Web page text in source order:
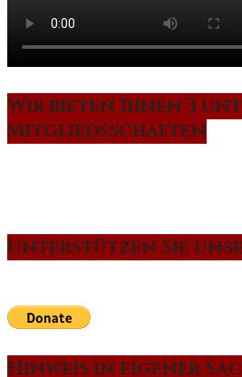
Wir bieten Ihnen 3
Mitgliedsschaften
Unterstützen Sie
Hinweis in eigener